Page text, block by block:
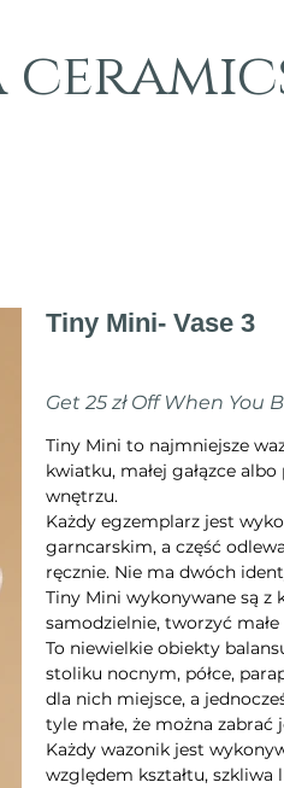
Tiny Mini- Vase 3
Get 25 zł Off When You
Tiny Mini to najmniejsze
kwiatku, małej gałązce
wnętrzu.
Każdy egzemplarz jest
garncarskim, a część
ręcznie. Nie ma dwóch
Tiny Mini wykonywane są z
samodzielnie, tworzyć
To niewielkie obiekty
stoliku nocnym, półce,
dla nich miejsce, a
tyle małe, że można
Każdy wazonik jest
względem kształtu, szkliwa